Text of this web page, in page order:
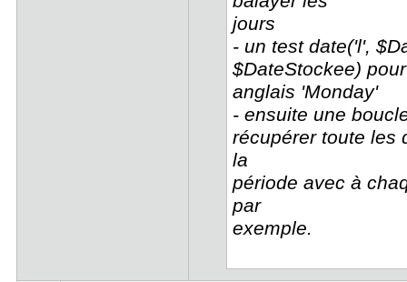
jours
- un test date('l',
$DateStockee)
anglais 'Monday'
- ensuite une
récupérer toute les
la
période avec à
par
exemple.